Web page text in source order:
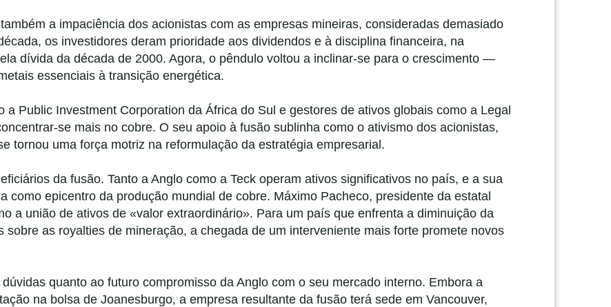
a impaciência dos acionistas com as empresas mineiras, consideradas demasiado
os investidores deram prioridade aos dividendos e à disciplina financeira, na
dívida da década de 2000. Agora, o pêndulo voltou a inclinar-se para o crescimento —
essenciais à transição energética.
Public Investment Corporation da África do Sul e gestores de ativos globais como a Legal
se mais no cobre. O seu apoio à fusão sublinha como o ativismo dos acionistas,
tornou uma força motriz na reformulação da estratégia empresarial.
da fusão. Tanto a Anglo como a Teck operam ativos significativos no país, e a sua
como epicentro da produção mundial de cobre. Máximo Pacheco, presidente da estatal
a união de ativos de «valor extraordinário». Para um país que enfrenta a diminuição da
as royalties de mineração, a chegada de um interveniente mais forte promete novos
quanto ao futuro compromisso da Anglo com o seu mercado interno. Embora a
na bolsa de Joanesburgo, a empresa resultante da fusão terá sede em Vancouver,